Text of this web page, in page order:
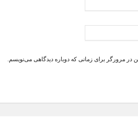
در مرورگر برای زمانی که دوباره دیدگاهی می‌نویسم.